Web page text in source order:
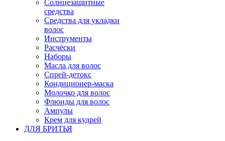
Солнцезащитные
средства
Средства для укладки
волос
Инструменты
Расчёски
Наборы
Масла для волос
Спрей-детокс
Кондиционер-маска
Молочко для волос
Флюиды для волос
Ампулы
Крем для кудрей
ДЛЯ БРИТЬЯ